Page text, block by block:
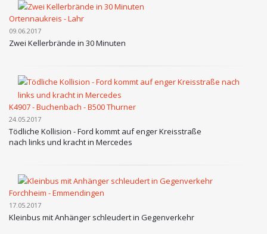
Ortennaukreis - Lahr
09.06.2017
Zwei Kellerbrände in 30 Minuten
K4907 - Buchenbach - B500 Thurner
24.05.2017
Tödliche Kollision - Ford kommt auf enger Kreisstraße
nach links und kracht in Mercedes
Forchheim - Emmendingen
17.05.2017
Kleinbus mit Anhänger schleudert in Gegenverkehr